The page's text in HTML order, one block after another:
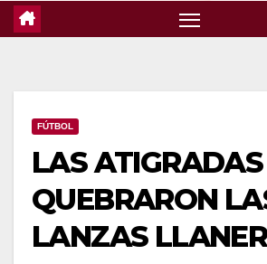
FÚTBOL
LAS ATIGRADAS
QUEBRARON
LANZAS